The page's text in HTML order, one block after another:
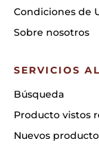
Condiciones de
Sobre nosotros
SERVICIOS
Búsqueda
Producto vistos
Nuevos